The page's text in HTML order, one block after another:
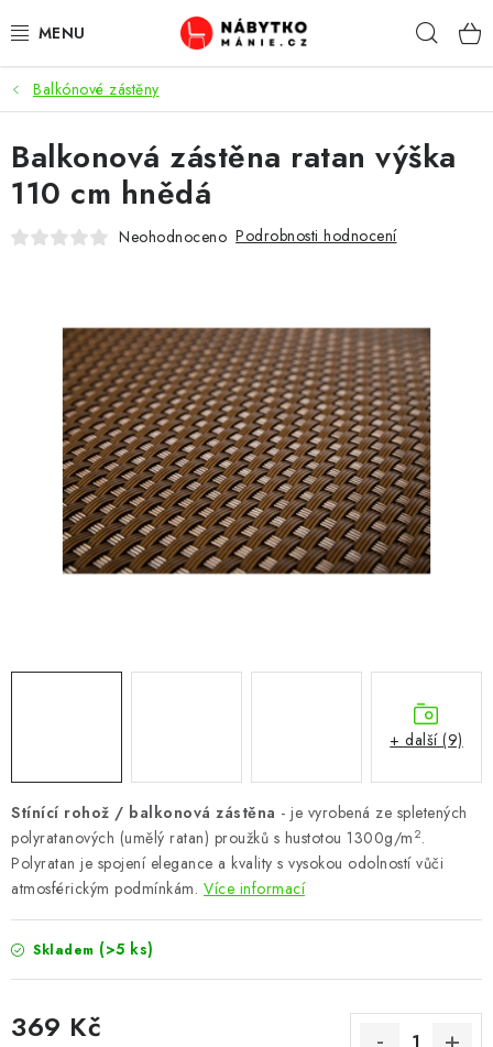
na
OBÝVACÍ POKOJ
KUCHYŇ A JÍDELNA
LOŽNICE
KANCELÁŘ / PRACOVNA
KOUPELNA A WC
PŘEDSÍŇ
CHOVATELSKÉ POTŘEBY
DOPLŇKY A DEKORACE
OSTATNÍ
VÝPRODEJ
Vše o nákupu Info
Reklamace a odstoupení od smlouvy
Kontakty
Bonusový program NBM+ Blog
Balkónové zástěny
Stínící rohož / balkonová zástěna - je vyrobená ze spletených
polyratanových (umělý ratan) proužků s hustotou 1300g/m 2.
Polyratan je spojení elegance a kvality s vysokou odolností vůči
atmosférickým podmínkám. Více informací
Skladem (>5 ks)
369 Kč
Balkonová zástěna ratan výška
110 cm hnědá
Neohodnoceno Podrobnosti hodnocení
+ další (9)